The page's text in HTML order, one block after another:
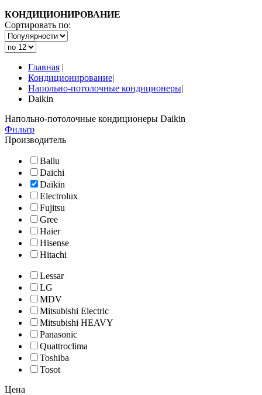
КОНДИЦИОНИРОВАНИЕ
Сортировать по:
Главная |
Кондиционирование|
Напольно-потолочные кондиционеры|
Daikin
Напольно-потолочные кондиционеры Daikin
Фильтр
Производитель
Ballu
Daichi
Daikin
Electrolux
Fujitsu
Gree
Haier
Hisense
Hitachi
Lessar
LG
MDV
Mitsubishi Electric
Mitsubishi HEAVY
Panasonic
Quattroclima
Toshiba
Tosot
Цена